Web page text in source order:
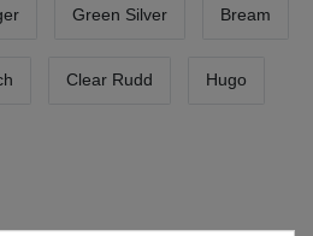
Green Silver Bream
Clear Rudd Hugo